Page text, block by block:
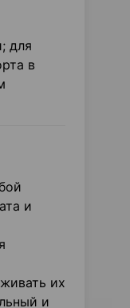
для
в
и
их
и